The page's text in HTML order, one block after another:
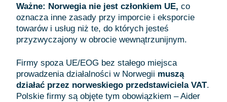
Ważne: Norwegia nie jest członkiem UE, co
oznacza inne zasady przy imporcie i eksporcie
towarów i usług niż te, do których jesteś
przyzwyczajony w obrocie wewnątrzunijnym.
Firmy spoza UE/EOG bez stałego miejsca
prowadzenia działalności w Norwegii muszą
działać przez norweskiego przedstawiciela VAT.
Polskie firmy są objęte tym obowiązkiem – Aider